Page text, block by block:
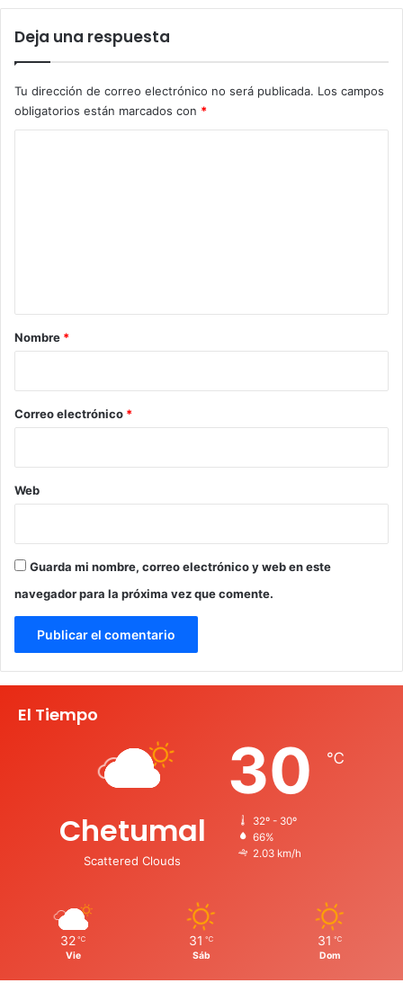
Deja una respuesta
Tu dirección de correo electrónico no será publicada. Los campos
obligatorios están marcados con *
r
*
Nombre *
Correo electrónico *
Web
Guarda mi nombre, correo electrónico y web en este
navegador para la próxima vez que comente.
El Tiempo
Chetumal
Scattered Clouds
30 ℃
32º - 30º
66%
2.03 km/h
32 ℃
Vie
31 ℃
Sáb
31 ℃
Dom